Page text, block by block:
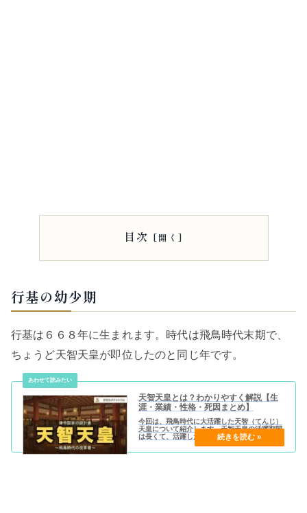
目次
行基の幼少期
行基は６６８年に生まれます。時代は飛鳥時代末期で、
ちょうど天智天皇が即位したのと同じ年です。
天智天皇とは？わかりやすく解説【生
涯・業績・性格・死因まとめ】
今回は、飛鳥時代に大活躍した天智（てんじ）
天皇について紹介します。天智天皇の活躍期間
は長くて、活躍した期間は６４５年～６７２年
の約３０年に渡りました。